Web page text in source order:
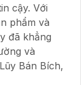
cậy. Với
phẩm và
đã khẳng
và
Bán Bích,